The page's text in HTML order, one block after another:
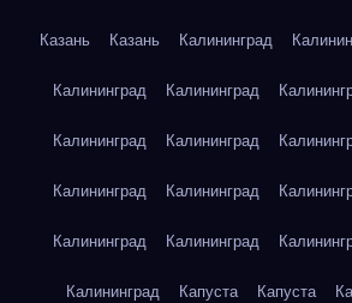
Казань Казань Калининград
Калининград Калининград
Калининград Калининград
Калининград Калининград
Калининград Калининград
Калининград Капуста Капуста